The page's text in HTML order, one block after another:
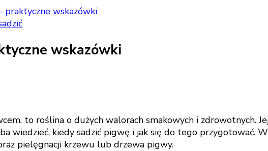
praktyczne wskazówki
wskazówki
to roślina o dużych walorach smakowych i zdrowotnych.
wiedzieć, kiedy sadzić pigwę i jak się do tego przygotować.
pielęgnacji krzewu lub drzewa pigwy.